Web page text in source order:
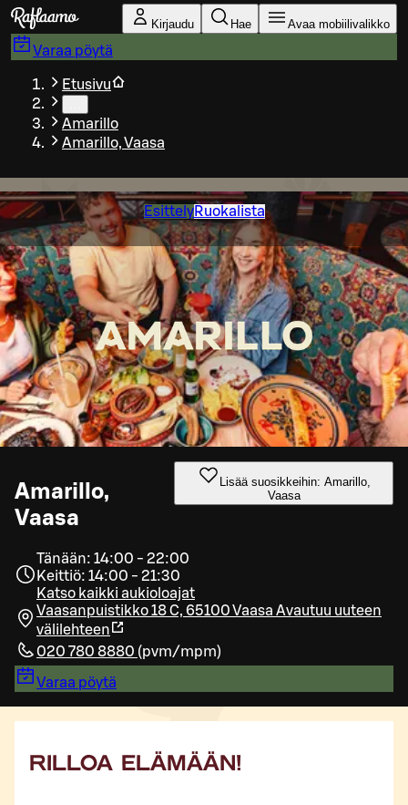
Siirry pääsisältöön
Kirjaudu Hae Avaa mobiilivalikko
Varaa pöytä
Etusivu
Amarillo
Amarillo, Vaasa
EsittelyRuokalista
Amarillo,
Vaasa
Lisää suosikkeihin: Amarillo,
Vaasa
Tänään: 14:00 - 22:00
Keittiö: 14:00 - 21:30
Katso kaikki aukioloajat
Vaasanpuistikko 18 C, 65100 Vaasa Avautuu uuteen
välilehteen
020 780 8880 (pvm/mpm)
Varaa pöytä
RILLOA ELÄMÄÄN!